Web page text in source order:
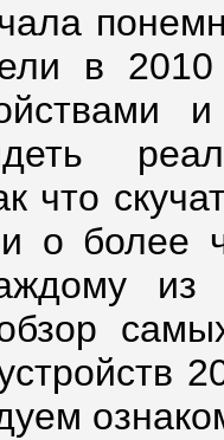
в
что
о более
из